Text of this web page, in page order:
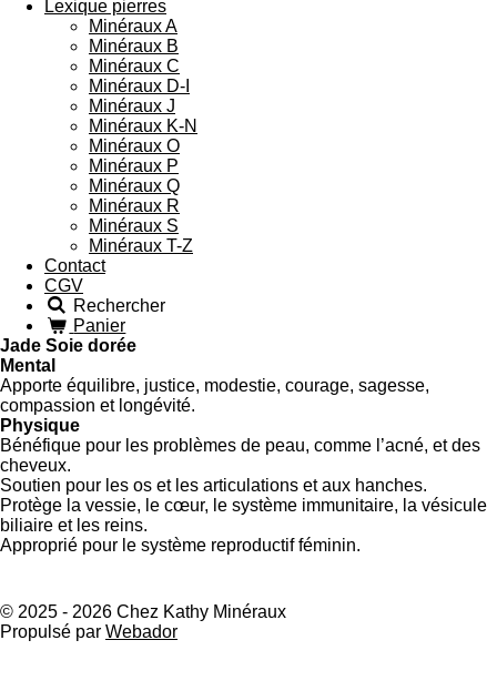
Lexique pierres
Minéraux A
Minéraux B
Minéraux C
Minéraux D-I
Minéraux J
Minéraux K-N
Minéraux O
Minéraux P
Minéraux Q
Minéraux R
Minéraux S
Minéraux T-Z
Contact
CGV
Rechercher
Panier
Jade Soie dorée
Mental
Apporte équilibre, justice, modestie, courage, sagesse,
compassion et longévité.
Physique
Bénéfique pour les problèmes de peau, comme l’acné, et des
cheveux.
Soutien pour les os et les articulations et aux hanches.
Protège la vessie, le cœur, le système immunitaire, la vésicule
biliaire et les reins.
Approprié pour le système reproductif féminin.
© 2025 - 2026 Chez Kathy Minéraux
Propulsé par Webador